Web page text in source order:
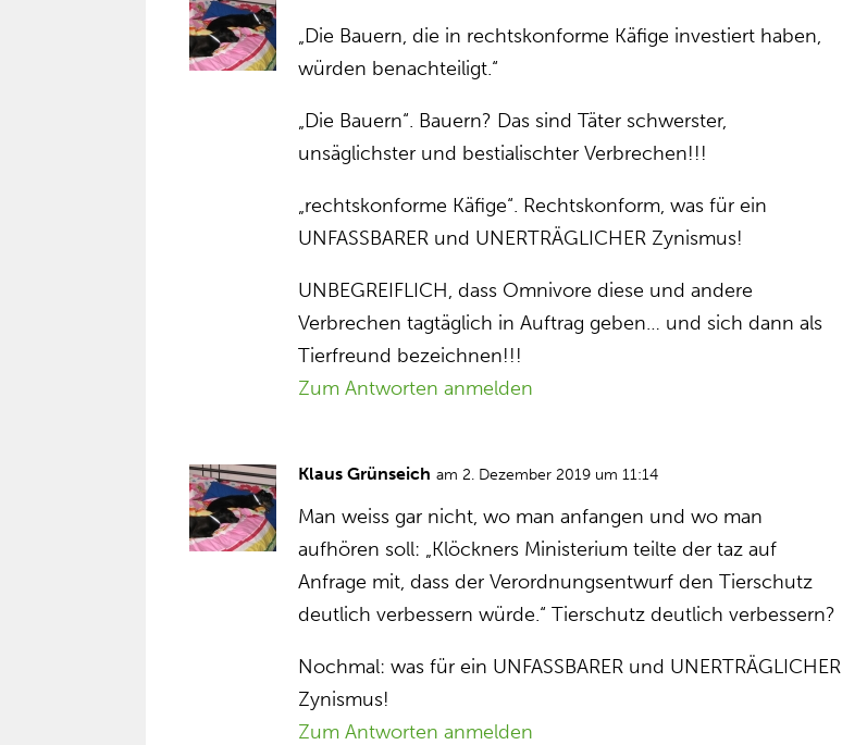
„Die Bauern, die in rechtskonforme Käfige investiert haben,
würden benachteiligt.“
„Die Bauern“. Bauern? Das sind Täter schwerster,
unsäglichster und bestialischter Verbrechen!!!
„rechtskonforme Käfige“. Rechtskonform, was für ein
UNFASSBARER und UNERTRÄGLICHER Zynismus!
UNBEGREIFLICH, dass Omnivore diese und andere
Verbrechen tagtäglich in Auftrag geben… und sich dann als
Tierfreund bezeichnen!!!
Zum Antworten anmelden
Klaus Grünseich am 2. Dezember 2019 um 11:14
Man weiss gar nicht, wo man anfangen und wo man
aufhören soll: „Klöckners Ministerium teilte der taz auf
Anfrage mit, dass der Verordnungsentwurf den Tierschutz
deutlich verbessern würde.“ Tierschutz deutlich verbessern?
Nochmal: was für ein UNFASSBARER und UNERTRÄGLICHER
Zynismus!
Zum Antworten anmelden